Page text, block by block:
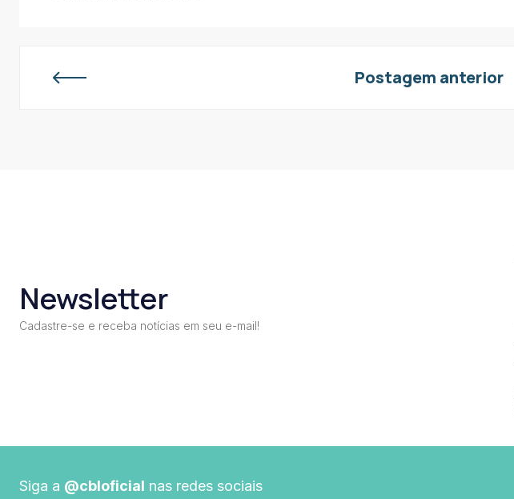
Postagem anterior
Newsletter
Cadastre-se e receba notícias em seu e-mail!
Siga a @cbloficial nas redes sociais